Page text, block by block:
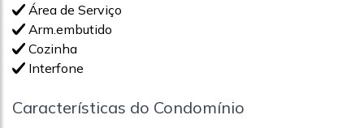
Área de Serviço
Arm.embutido
Cozinha
Interfone
Características do Condomínio